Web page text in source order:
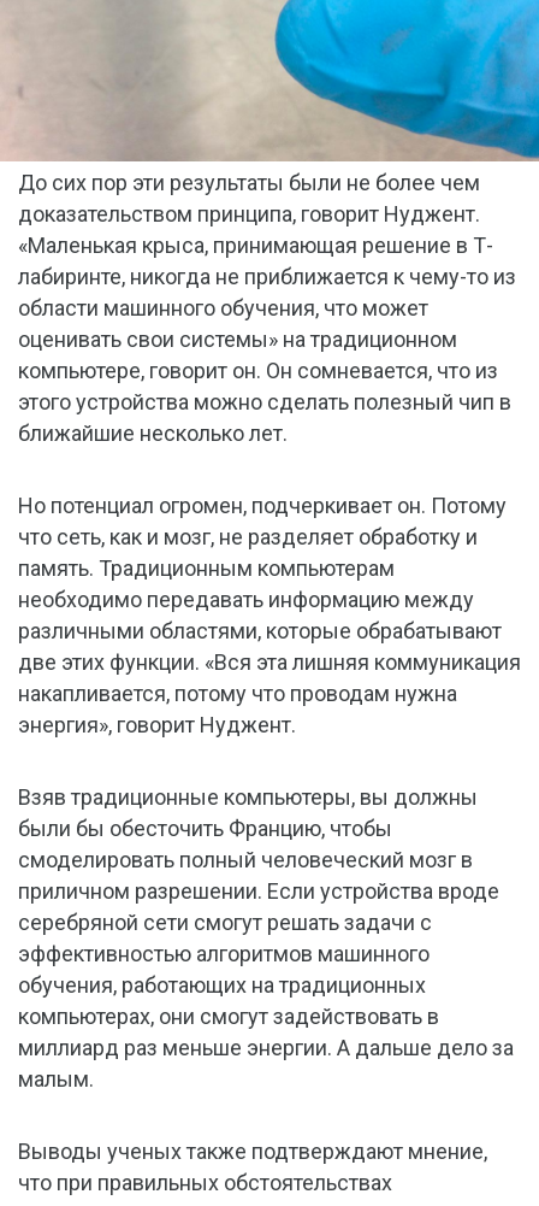
До сих пор эти результаты были не более чем
доказательством принципа, говорит Нуджент.
«Маленькая крыса, принимающая решение в Т-
лабиринте, никогда не приближается к чему-то из
области машинного обучения, что может
оценивать свои системы» на традиционном
компьютере, говорит он. Он сомневается, что из
этого устройства можно сделать полезный чип в
ближайшие несколько лет.
Но потенциал огромен, подчеркивает он. Потому
что сеть, как и мозг, не разделяет обработку и
память. Традиционным компьютерам
необходимо передавать информацию между
различными областями, которые обрабатывают
две этих функции. «Вся эта лишняя коммуникация
накапливается, потому что проводам нужна
энергия», говорит Нуджент.
Взяв традиционные компьютеры, вы должны
были бы обесточить Францию, чтобы
смоделировать полный человеческий мозг в
приличном разрешении. Если устройства вроде
серебряной сети смогут решать задачи с
эффективностью алгоритмов машинного
обучения, работающих на традиционных
компьютерах, они смогут задействовать в
миллиард раз меньше энергии. А дальше дело за
малым.
Выводы ученых также подтверждают мнение,
что при правильных обстоятельствах